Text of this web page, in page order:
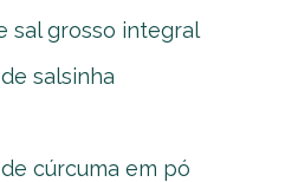
sal grosso integral
salsinha
cúrcuma em pó